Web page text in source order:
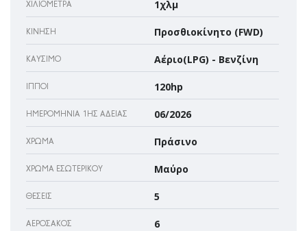
ΧΙΛΙΌΜΕΤΡΑ 1χλμ
ΚΊΝΗΣΗ Προσθιοκίνητο (FWD)
ΚΑΎΣΙΜΟ Αέριο(LPG) - Βενζίνη
ΊΠΠΟΙ 120hp
ΗΜΕΡΟΜΗΝΊΑ 1ΗΣ ΆΔΕΙΑΣ 06/2026
ΧΡΏΜΑ Πράσινο
ΧΡΏΜΑ ΕΣΩΤΕΡΙΚΟΎ Μαύρο
ΘΈΣΕΙΣ 5
ΑΕΡΌΣΑΚΌΣ 6